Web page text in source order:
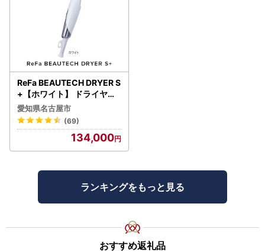
ReFa BEAUTECH DRYER S
+【ホワイト】 ドライヤー
美容 家電 ドライヤー リフ
ァ
愛知県名古屋市
(69)
134,000
ランキングをもっと見る
おすすめ返礼品